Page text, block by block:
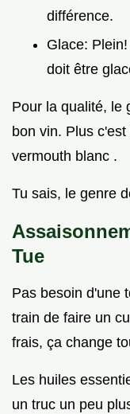
différence.
Glace:
doit être
Pour la qualité, le
bon vin. Plus
vermouth blanc .
Tu sais, le genre
Tue
Pas besoin d'une
train de faire un
frais, ça change
Les huiles
un truc un peu